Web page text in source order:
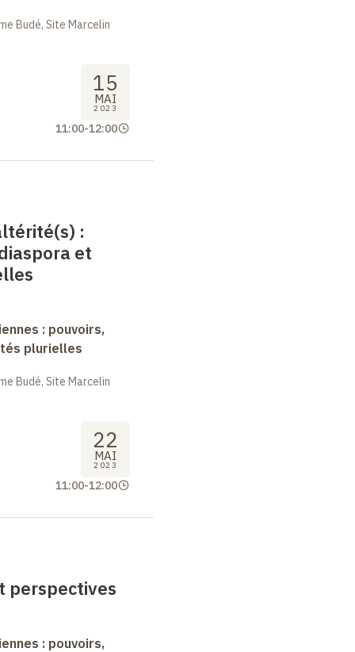
Budé, Site Marcelin
15
MAI
2023
11:00-12:00
:
et
: pouvoirs,
plurielles
Budé, Site Marcelin
22
MAI
2023
11:00-12:00
perspectives
: pouvoirs,